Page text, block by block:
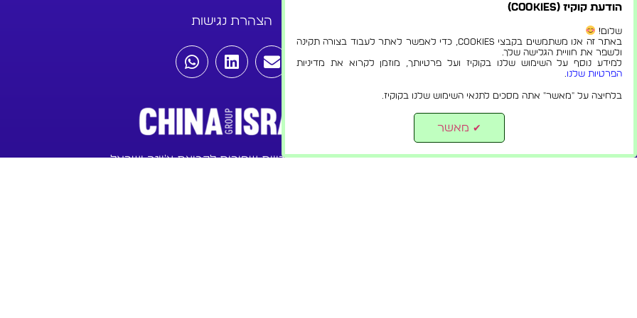
הצהרת נגישות
© 2024 כל הזכויות שמורות לקבוצת צ'יינה ישראל.
הודעת קוקיז (Cookies)
שלום!
באתר זה אנו משתמשים בקבצי Cookies, כדי לאפשר לאתר לעבוד בצורה תקינה
ולשפר את חוויית הגלישה שלך.
למידע נוסף על השימוש שלנו בקוקיז ועל פרטיותך, מוזמן לקרוא את מדיניות
הפרטיות שלנו.
בלחיצה על "מאשר" אתה מסכים לתנאי השימוש שלנו בקוקיז.
✔ מאשר